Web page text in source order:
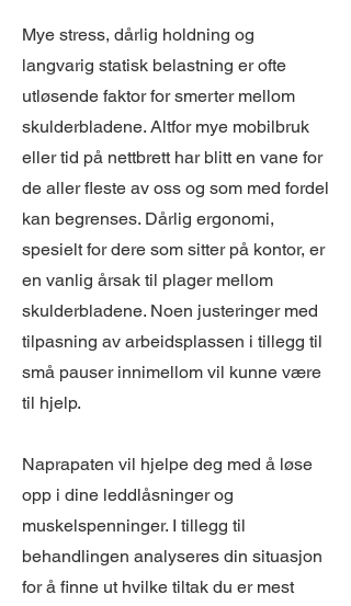
Mye stress, dårlig holdning og
langvarig statisk belastning er ofte
utløsende faktor for smerter mellom
skulderbladene. Altfor mye mobilbruk
eller tid på nettbrett har blitt en vane for
de aller fleste av oss og som med fordel
kan begrenses. Dårlig ergonomi,
spesielt for dere som sitter på kontor, er
en vanlig årsak til plager mellom
skulderbladene. Noen justeringer med
tilpasning av arbeidsplassen i tillegg til
små pauser innimellom vil kunne være
til hjelp.
Naprapaten vil hjelpe deg med å løse
opp i dine leddlåsninger og
muskelspenninger. I tillegg til
behandlingen analyseres din situasjon
for å finne ut hvilke tiltak du er mest